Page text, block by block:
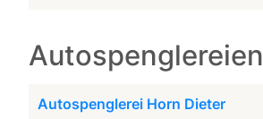
Autospenglereien
Autospenglerei Horn Dieter